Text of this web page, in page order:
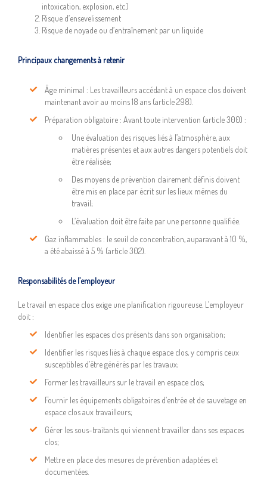
intoxication, explosion, etc.)
Risque d’ensevelissement
Risque de noyade ou d’entraînement par un liquide
Principaux changements à retenir
Âge minimal : Les travailleurs accédant à un espace clos doivent
maintenant avoir au moins 18 ans (article 298).
Préparation obligatoire : Avant toute intervention (article 300) :
Une évaluation des risques liés à l’atmosphère, aux
matières présentes et aux autres dangers potentiels doit
être réalisée;
Des moyens de prévention clairement définis doivent
être mis en place par écrit sur les lieux mêmes du
travail;
L’évaluation doit être faite par une personne qualifiée.
Gaz inflammables : le seuil de concentration, auparavant à 10 %,
a été abaissé à 5 % (article 302).
Responsabilités de l’employeur
Le travail en espace clos exige une planification rigoureuse. L’employeur
doit :
Identifier les espaces clos présents dans son organisation;
Identifier les risques liés à chaque espace clos, y compris ceux
susceptibles d’être générés par les travaux;
Former les travailleurs sur le travail en espace clos;
Fournir les équipements obligatoires d’entrée et de sauvetage en
espace clos aux travailleurs;
Gérer les sous-traitants qui viennent travailler dans ses espaces
clos;
Mettre en place des mesures de prévention adaptées et
documentées.